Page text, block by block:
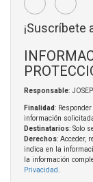
¡Suscríbete
Responsable:
Finalidad:
información
Destinatarios: Solo
Derechos: Acceder,
indica en la
la información
Privacidad